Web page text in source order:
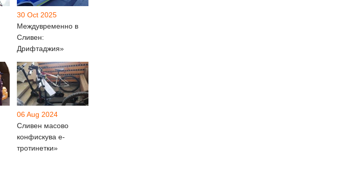
30 Oct 2025
Междувременно в
Сливен:
Дрифтаджия»
06 Aug 2024
Сливен масово
конфискува е-
тротинетки»